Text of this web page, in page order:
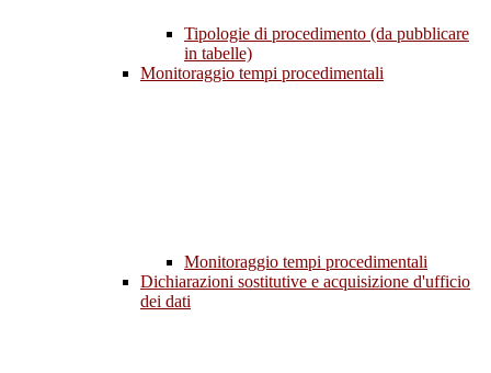
Tipologie di procedimento (da pubblicare
in tabelle)
Monitoraggio tempi procedimentali
Monitoraggio tempi procedimentali
Dichiarazioni sostitutive e acquisizione d'ufficio
dei dati